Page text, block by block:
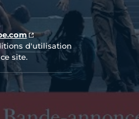
d'utilisation
site.